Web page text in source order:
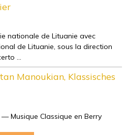
nationale de Lituanie avec
de Lituanie, sous la direction
...
Manoukian, Klassisches
Musique Classique en Berry